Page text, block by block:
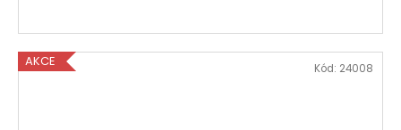
AKCE Kód: 24008